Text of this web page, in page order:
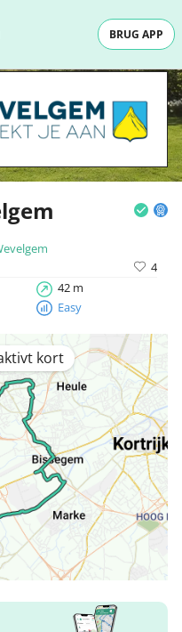
BRUG APP
4
42 m
Easy
kort